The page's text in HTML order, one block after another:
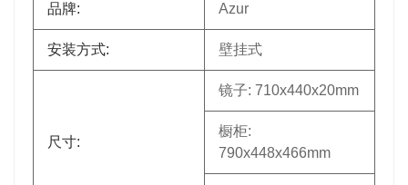
品牌: Azur
安装方式: 壁挂式
尺寸:
镜子: 710x440x20mm
橱柜:
790x448x466mm